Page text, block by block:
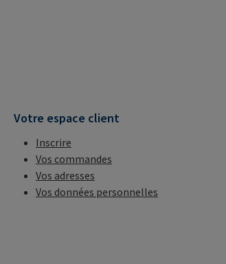
Votre espace client
Inscrire
Vos commandes
Vos adresses
Vos données personnelles